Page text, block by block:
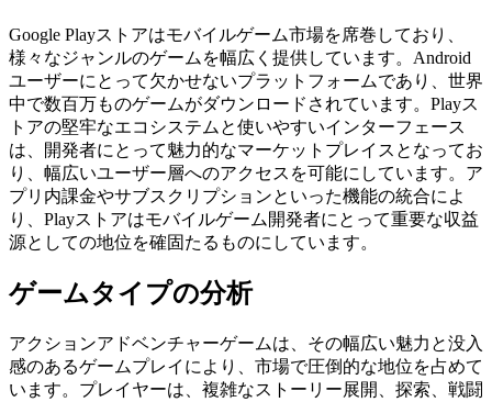
Google Playストアはモバイルゲーム市場を席巻しており、
様々なジャンルのゲームを幅広く提供しています。Android
ユーザーにとって欠かせないプラットフォームであり、世界
中で数百万ものゲームがダウンロードされています。Playス
トアの堅牢なエコシステムと使いやすいインターフェース
は、開発者にとって魅力的なマーケットプレイスとなってお
り、幅広いユーザー層へのアクセスを可能にしています。ア
プリ内課金やサブスクリプションといった機能の統合によ
り、Playストアはモバイルゲーム開発者にとって重要な収益
源としての地位を確固たるものにしています。
ゲームタイプの分析
アクションアドベンチャーゲームは、その幅広い魅力と没入
感のあるゲームプレイにより、市場で圧倒的な地位を占めて
います。プレイヤーは、複雑なストーリー展開、探索、戦闘